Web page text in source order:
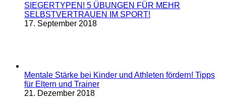
SIEGERTYPEN! 5 ÜBUNGEN FÜR MEHR
SELBSTVERTRAUEN IM SPORT!
17. September 2018
Mentale Stärke bei Kinder und Athleten fördern! Tipps
für Eltern und Trainer
21. Dezember 2018